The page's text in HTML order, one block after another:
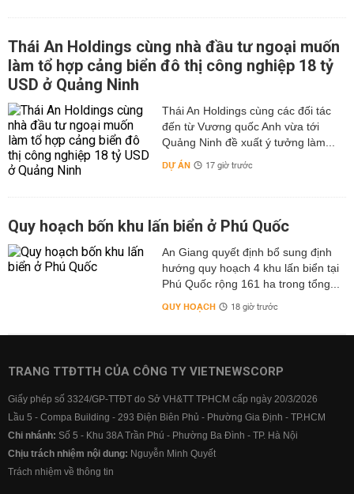
Thái An Holdings cùng nhà đầu tư ngoại muốn
làm tổ hợp cảng biển đô thị công nghiệp 18 tỷ
USD ở Quảng Ninh
Thái An Holdings cùng các đối tác
đến từ Vương quốc Anh vừa tới
Quảng Ninh đề xuất ý tưởng làm...
DỰ ÁN 17 giờ trước
Quy hoạch bốn khu lấn biển ở Phú Quốc
An Giang quyết định bổ sung định
hướng quy hoạch 4 khu lấn biển tại
Phú Quốc rộng 161 ha trong tổng...
QUY HOẠCH 18 giờ trước
TRANG TTĐTTH CỦA CÔNG TY VIETNEWSCORP
Giấy phép số 3324/GP-TTĐT do Sở VH&TT TPHCM cấp ngày 20/3/2026
Lầu 5 - Compa Building - 293 Điện Biên Phủ - Phường Gia Định - TP.HCM
Chi nhánh: Số 5 - Khu 38A Trần Phú - Phường Ba Đình - TP. Hà Nội
Chịu trách nhiệm nội dung: Nguyễn Minh Quyết
Trách nhiệm về thông tin